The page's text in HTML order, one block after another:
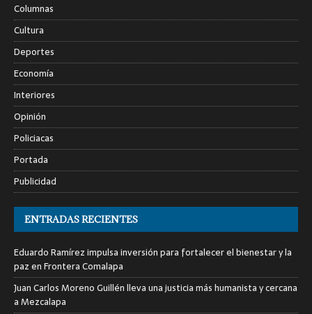
Columnas
Cultura
Deportes
Economía
Interiores
Opinión
Policiacas
Portada
Publicidad
ENTRADAS RECIENTES
Eduardo Ramírez impulsa inversión para fortalecer el bienestar y la
paz en Frontera Comalapa
Juan Carlos Moreno Guillén lleva una justicia más humanista y cercana
a Mezcalapa